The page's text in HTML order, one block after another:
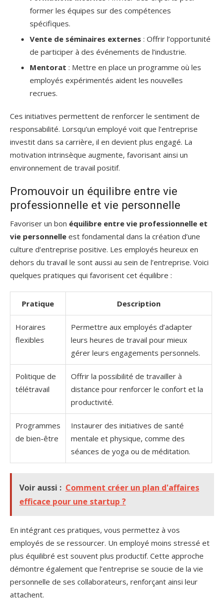
former les équipes sur des compétences
spécifiques.
Vente de séminaires externes : Offrir l’opportunité
de participer à des événements de l’industrie.
Mentorat : Mettre en place un programme où les
employés expérimentés aident les nouvelles
recrues.
Ces initiatives permettent de renforcer le sentiment de
responsabilité. Lorsqu’un employé voit que l’entreprise
investit dans sa carrière, il en devient plus engagé. La
motivation intrinsèque augmente, favorisant ainsi un
environnement de travail positif.
Promouvoir un équilibre entre vie
professionnelle et vie personnelle
Favoriser un bon équilibre entre vie professionnelle et
vie personnelle est fondamental dans la création d’une
culture d’entreprise positive. Les employés heureux en
dehors du travail le sont aussi au sein de l’entreprise. Voici
quelques pratiques qui favorisent cet équilibre :
Pratique Description
Horaires
flexibles
Permettre aux employés d’adapter
leurs heures de travail pour mieux
gérer leurs engagements personnels.
Politique de
télétravail
Offrir la possibilité de travailler à
distance pour renforcer le confort et la
productivité.
Programmes
de bien-être
Instaurer des initiatives de santé
mentale et physique, comme des
séances de yoga ou de méditation.
Voir aussi : Comment créer un plan d'affaires
efficace pour une startup ?
En intégrant ces pratiques, vous permettez à vos
employés de se ressourcer. Un employé moins stressé et
plus équilibré est souvent plus productif. Cette approche
démontre également que l’entreprise se soucie de la vie
personnelle de ses collaborateurs, renforçant ainsi leur
attachent.